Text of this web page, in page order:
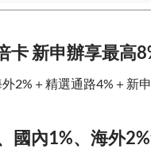
卡 新申辦享最高
外2%＋精選通路4%＋新
國內1%、海外